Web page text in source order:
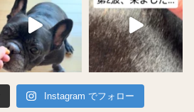
Instagram でフォロー